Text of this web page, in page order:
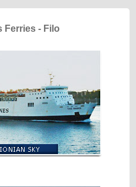
Ferries - Filo